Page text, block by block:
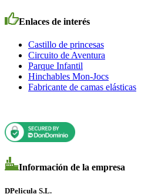
Enlaces de interés
Castillo de princesas
Circuito de Aventura
Parque Infantil
Hinchables Mon-Jocs
Fabricante de camas elásticas
Información de la empresa
DPelicula S.L.